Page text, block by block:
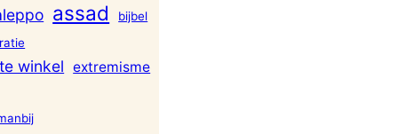
assad
bijbel
winkel extremisme